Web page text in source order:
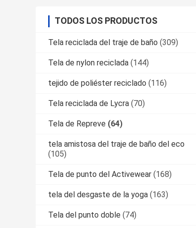
TODOS LOS PRODUCTOS
Tela reciclada del traje de baño (309)
Tela de nylon reciclada (144)
tejido de poliéster reciclado (116)
Tela reciclada de Lycra (70)
Tela de Repreve (64)
tela amistosa del traje de baño del eco
(105)
Tela de punto del Activewear (168)
tela del desgaste de la yoga (163)
Tela del punto doble (74)